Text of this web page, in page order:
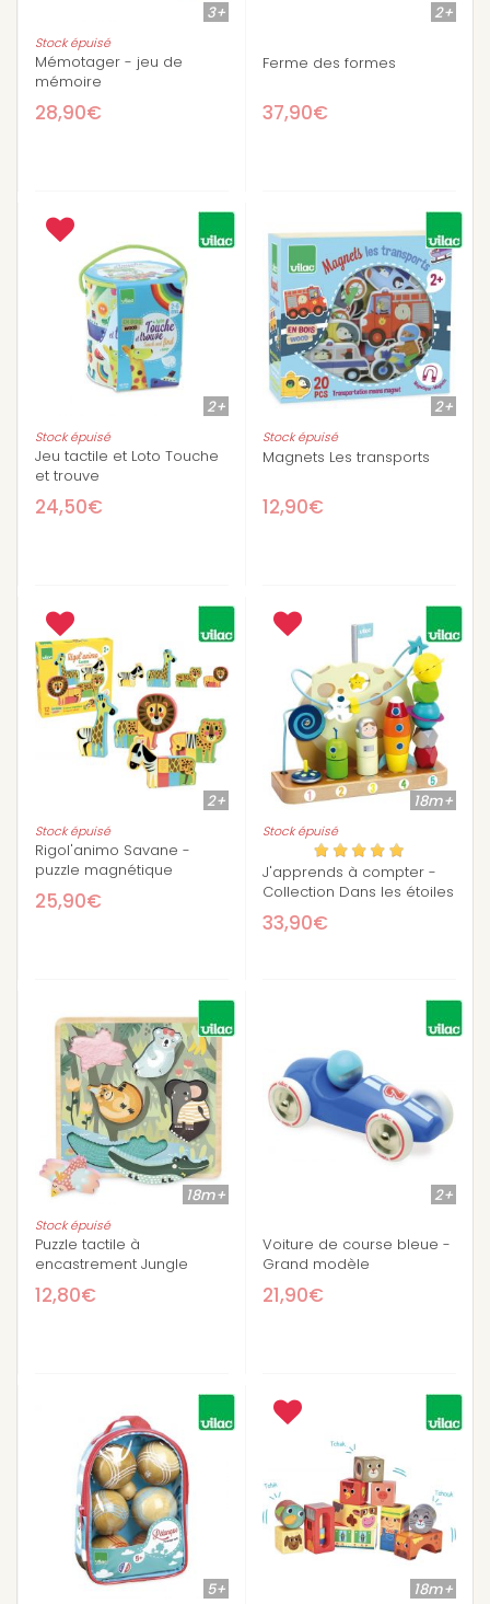
3+
Stock épuisé
Mémotager - jeu de
mémoire
28,90€
2+
Ferme des formes
37,90€
2+
Stock épuisé
Jeu tactile et Loto Touche
et trouve
24,50€
2+
Stock épuisé
Magnets Les transports
12,90€
2+
Stock épuisé
Rigol'animo Savane -
puzzle magnétique
25,90€
18m+
Stock épuisé
J'apprends à compter -
Collection Dans les étoiles
33,90€
18m+
Stock épuisé
Puzzle tactile à
encastrement Jungle
12,80€
2+
Voiture de course bleue -
Grand modèle
21,90€
5+ 18m+